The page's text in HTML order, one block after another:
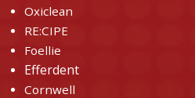
Oxiclean
RE:CIPE
Foellie
Efferdent
Cornwell